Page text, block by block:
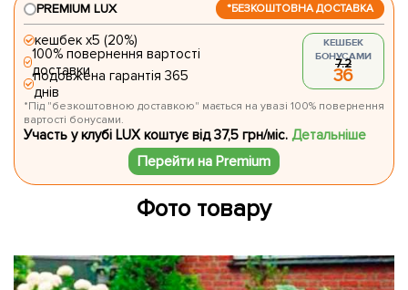
*БЕЗКОШТОВНА ДОСТАВКА
PREMIUM LUX
кешбек х5 (20%)
100% повернення вартості
доставки
подовжена гарантія 365
днів
КЕШБЕК
БОНУСАМИ
7.2
36
*Під "безкоштовною доставкою" мається на увазі 100% повернення
вартості бонусами.
Участь у клубі LUX коштує від 37,5 грн/міс.Детальніше
Перейти на Premium
Фото товару